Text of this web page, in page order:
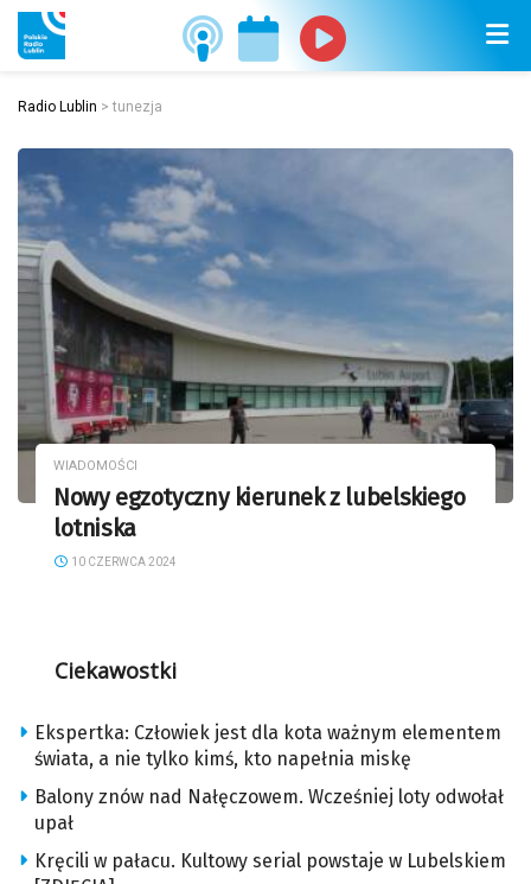
Radio Lublin >tunezja
WIADOMOŚCI
Nowy egzotyczny kierunek z lubelskiego
lotniska
10 CZERWCA 2024
Ciekawostki
Ekspertka: Człowiek jest dla kota ważnym elementem
świata, a nie tylko kimś, kto napełnia miskę
Balony znów nad Nałęczowem. Wcześniej loty odwołał
upał
Kręcili w pałacu. Kultowy serial powstaje w Lubelskiem